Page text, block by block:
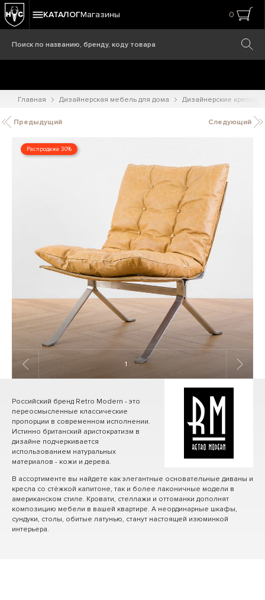
КАТАЛОГМагазины 0
Главная Дизайнерская мебель для дома Дизайнерские кресла
Предыдущий Следующий
Распродажа 30%
1 / 19
Российский бренд Retro Modern - это
переосмысленные классические
пропорции в современном исполнении.
Истинно британский аристократизм в
дизайне подчеркивается
использованием натуральных
материалов - кожи и дерева.
В ассортименте вы найдете как элегантные основательные диваны и
кресла со стёжкой капитоне, так и более лаконичные модели в
американском стиле. Кровати, стеллажи и оттоманки дополнят
композицию мебели в вашей квартире. А неординарные шкафы,
сундуки, столы, обитые латунью, станут настоящей изюминкой
интерьера.